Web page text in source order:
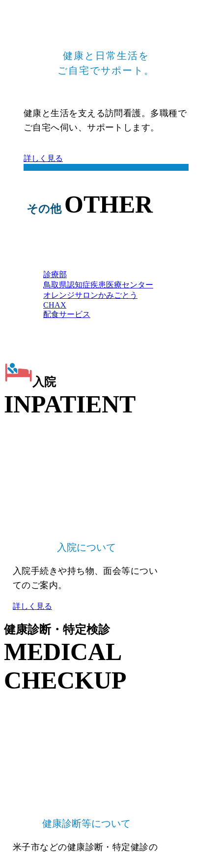
健康と日常生活を
ご自宅でサポート。
健康と生活を支える訪問看護。多職種で
ご自宅へ伺い、サポートします。
詳しく見る
その他 OTHER
診療部
鳥取県認知症疾患 医療センター
オレンジサロンかみごとう
CHAX
配食サービス
入院
INPATIENT
入院について
入院手続きや持ち物、面会等につい
てのご案内。
詳しく見る
健康診断・特定検診
MEDICAL
CHECKUP
健康診断等について
米子市などの健康診断・特定健診の